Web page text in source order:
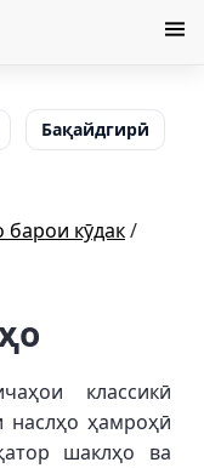
Бақайдгирӣ
барои кӯдак/
классикӣ
наслҳо ҳамроҳӣ
шаклҳо ва